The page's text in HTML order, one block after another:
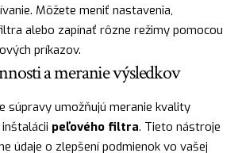
Môžete meniť nastavenia,
alebo zapínať rôzne režimy pomocou
príkazov.
a meranie výsledkov
súpravy umožňujú meranie kvality
peľového filtra. Tieto nástroje
údaje o zlepšení podmienok vo vašej